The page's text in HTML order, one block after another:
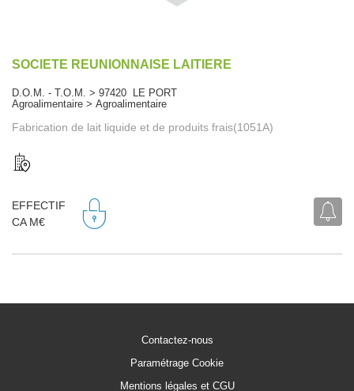
SOCIETE REUNIONNAISE LAITIERE
D.O.M. - T.O.M. > 97420 LE PORT
Agroalimentaire > Agroalimentaire
Fabrication de lait liquide et de produits frais(1051A)
EFFECTIF
CA M€
Contactez-nous
Paramétrage Cookie
Mentions légales et CGU